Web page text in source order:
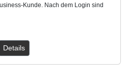
Kunde. Nach dem Login sind
Details